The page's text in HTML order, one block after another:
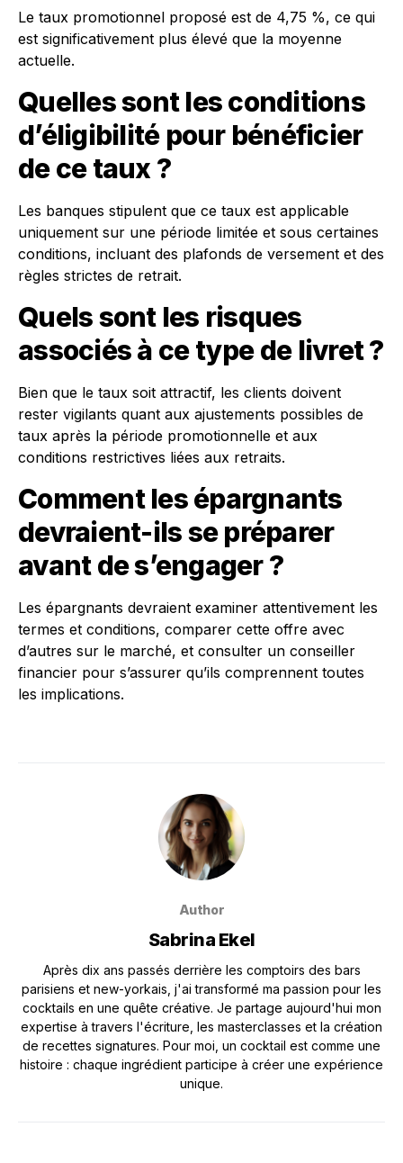
Le taux promotionnel proposé est de 4,75 %, ce qui
est significativement plus élevé que la moyenne
actuelle.
Quelles sont les conditions
d’éligibilité pour bénéficier
de ce taux ?
Les banques stipulent que ce taux est applicable
uniquement sur une période limitée et sous certaines
conditions, incluant des plafonds de versement et des
règles strictes de retrait.
Quels sont les risques
associés à ce type de livret ?
Bien que le taux soit attractif, les clients doivent
rester vigilants quant aux ajustements possibles de
taux après la période promotionnelle et aux
conditions restrictives liées aux retraits.
Comment les épargnants
devraient-ils se préparer
avant de s’engager ?
Les épargnants devraient examiner attentivement les
termes et conditions, comparer cette offre avec
d’autres sur le marché, et consulter un conseiller
financier pour s’assurer qu’ils comprennent toutes
les implications.
Author
Sabrina Ekel
Après dix ans passés derrière les comptoirs des bars
parisiens et new-yorkais, j'ai transformé ma passion pour les
cocktails en une quête créative. Je partage aujourd'hui mon
expertise à travers l'écriture, les masterclasses et la création
de recettes signatures. Pour moi, un cocktail est comme une
histoire : chaque ingrédient participe à créer une expérience
unique.